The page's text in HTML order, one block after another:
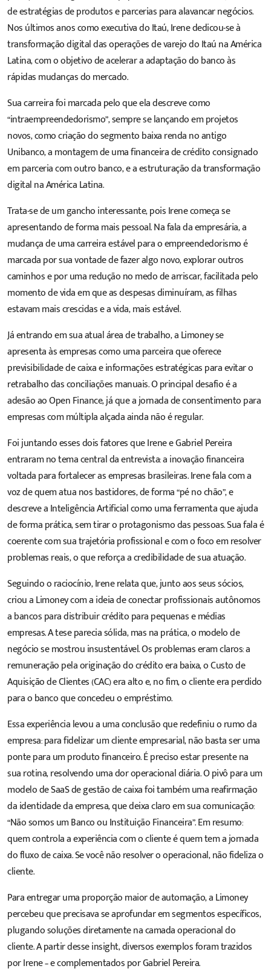
de estratégias de produtos e parcerias para alavancar negócios.
Nos últimos anos como executiva do Itaú, Irene dedicou-se à
transformação digital das operações de varejo do Itaú na América
Latina, com o objetivo de acelerar a adaptação do banco às
rápidas mudanças do mercado.
Sua carreira foi marcada pelo que ela descreve como
“intraempreendedorismo”, sempre se lançando em projetos
novos, como criação do segmento baixa renda no antigo
Unibanco, a montagem de uma financeira de crédito consignado
em parceria com outro banco, e a estruturação da transformação
digital na América Latina.
Trata-se de um gancho interessante, pois Irene começa se
apresentando de forma mais pessoal. Na fala da empresária, a
mudança de uma carreira estável para o empreendedorismo é
marcada por sua vontade de fazer algo novo, explorar outros
caminhos e por uma redução no medo de arriscar, facilitada pelo
momento de vida em que as despesas diminuíram, as filhas
estavam mais crescidas e a vida, mais estável.
Já entrando em sua atual área de trabalho, a Limoney se
apresenta às empresas como uma parceira que oferece
previsibilidade de caixa e informações estratégicas para evitar o
retrabalho das conciliações manuais. O principal desafio é a
adesão ao Open Finance, já que a jornada de consentimento para
empresas com múltipla alçada ainda não é regular.
Foi juntando esses dois fatores que Irene e Gabriel Pereira
entraram no tema central da entrevista: a inovação financeira
voltada para fortalecer as empresas brasileiras. Irene fala com a
voz de quem atua nos bastidores, de forma “pé no chão”, e
descreve a Inteligência Artificial como uma ferramenta que ajuda
de forma prática, sem tirar o protagonismo das pessoas. Sua fala é
coerente com sua trajetória profissional e com o foco em resolver
problemas reais, o que reforça a credibilidade de sua atuação.
Seguindo o raciocínio, Irene relata que, junto aos seus sócios,
criou a Limoney com a ideia de conectar profissionais autônomos
a bancos para distribuir crédito para pequenas e médias
empresas. A tese parecia sólida, mas na prática, o modelo de
negócio se mostrou insustentável. Os problemas eram claros: a
remuneração pela originação do crédito era baixa, o Custo de
Aquisição de Clientes (CAC) era alto e, no fim, o cliente era perdido
para o banco que concedeu o empréstimo.
Essa experiência levou a uma conclusão que redefiniu o rumo da
empresa: para fidelizar um cliente empresarial, não basta ser uma
ponte para um produto financeiro. É preciso estar presente na
sua rotina, resolvendo uma dor operacional diária. O pivô para um
modelo de SaaS de gestão de caixa foi também uma reafirmação
da identidade da empresa, que deixa claro em sua comunicação:
“Não somos um Banco ou Instituição Financeira”. Em resumo:
quem controla a experiência com o cliente é quem tem a jornada
do fluxo de caixa. Se você não resolver o operacional, não fideliza o
cliente.
Para entregar uma proporção maior de automação, a Limoney
percebeu que precisava se aprofundar em segmentos específicos,
plugando soluções diretamente na camada operacional do
cliente. A partir desse insight, diversos exemplos foram trazidos
por Irene – e complementados por Gabriel Pereira.